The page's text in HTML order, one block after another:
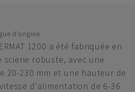
d'origine
1200 a été fabriquée en
robuste, avec une
20-230 mm et une hauteur de
d'alimentation de 6-36